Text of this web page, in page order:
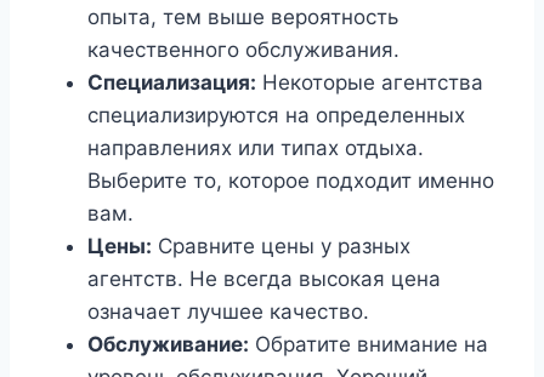
опыта, тем выше вероятность
качественного обслуживания.
Специализация: Некоторые агентства
специализируются на определенных
направлениях или типах отдыха.
Выберите то, которое подходит именно
вам.
Цены: Сравните цены у разных
агентств. Не всегда высокая цена
означает лучшее качество.
Обслуживание: Обратите внимание на